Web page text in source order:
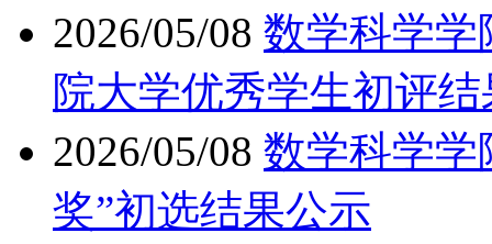
2026/05/08 数学科学学
院大学优秀学生初评
2026/05/08 数学科学学
奖”初选结果公示